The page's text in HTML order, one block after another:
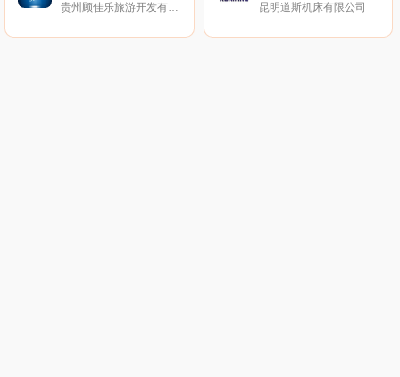
贵州顾佳乐旅游开发有限公司
昆明道斯机床有限公司